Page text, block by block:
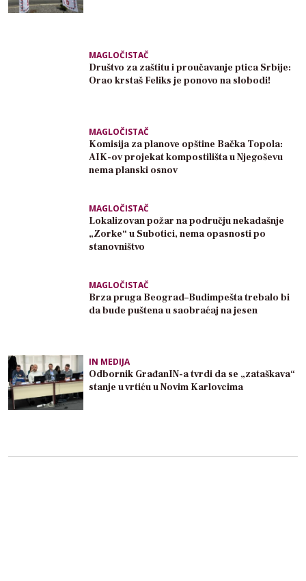
MAGLOČISTAČ
Društvo za zaštitu i proučavanje ptica Srbije:
Orao krstaš Feliks je ponovo na slobodi!
MAGLOČISTAČ
Komisija za planove opštine Bačka Topola:
AIK-ov projekat kompostilišta u Njegoševu
nema planski osnov
MAGLOČISTAČ
Lokalizovan požar na području nekadašnje
„Zorke“ u Subotici, nema opasnosti po
stanovništvo
MAGLOČISTAČ
Brza pruga Beograd–Budimpešta trebalo bi
da bude puštena u saobraćaj na jesen
IN MEDIJA
Odbornik GrađanIN-a tvrdi da se „zataškava“
stanje u vrtiću u Novim Karlovcima